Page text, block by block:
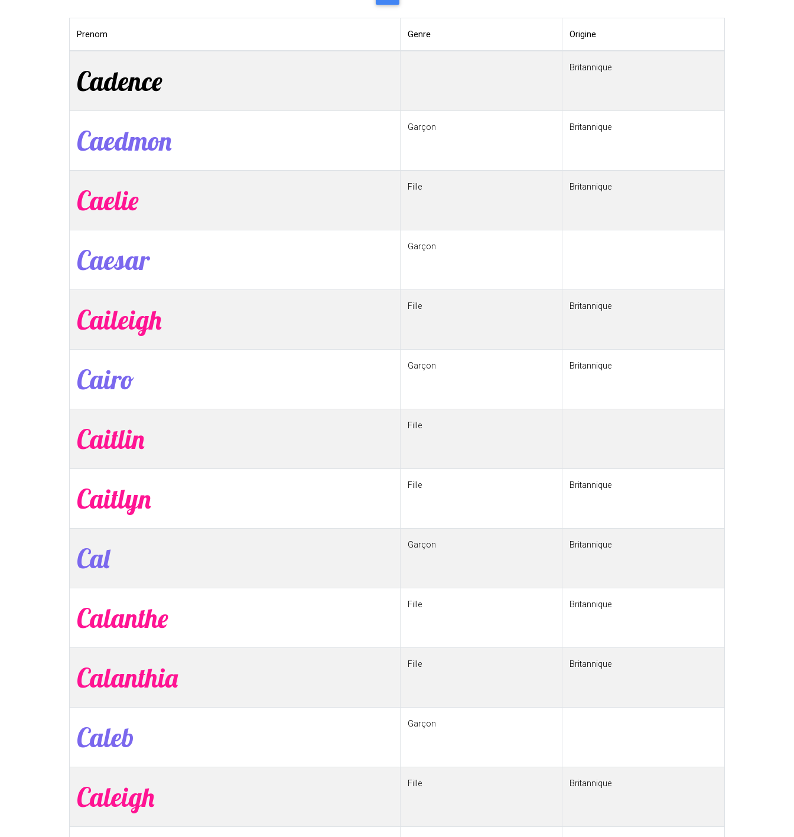
Prenom Genre Origine
Cadence Britannique
Caedmon Garçon Britannique
Caelie Fille Britannique
Caesar Garçon
Caileigh Fille Britannique
Cairo Garçon Britannique
Caitlin Fille
Caitlyn Fille Britannique
Cal Garçon Britannique
Calanthe Fille Britannique
Calanthia Fille Britannique
Caleb Garçon
Caleigh Fille Britannique